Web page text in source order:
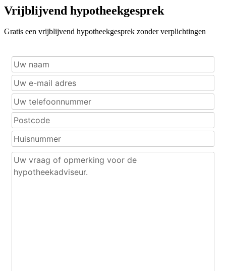
Vrijblijvend hypotheekgesprek
Gratis een vrijblijvend hypotheekgesprek zonder verplichtingen